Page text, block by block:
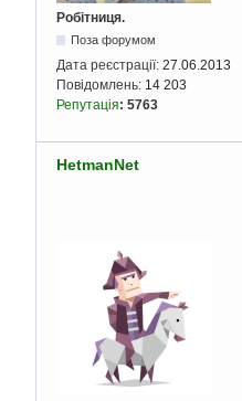
Робітниця.
Поза форумом
Дата реєстрації: 27.06.2013
Повідомлень: 14 203
Репутація: 5763
HetmanNet